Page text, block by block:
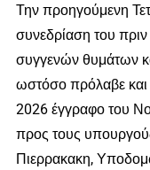
Την προηγούμενη
συνεδρίαση του
συγγενών θυμάτων
ωστόσο πρόλαβε
2026 έγγραφο του
προς τους
Πιερρακακη,